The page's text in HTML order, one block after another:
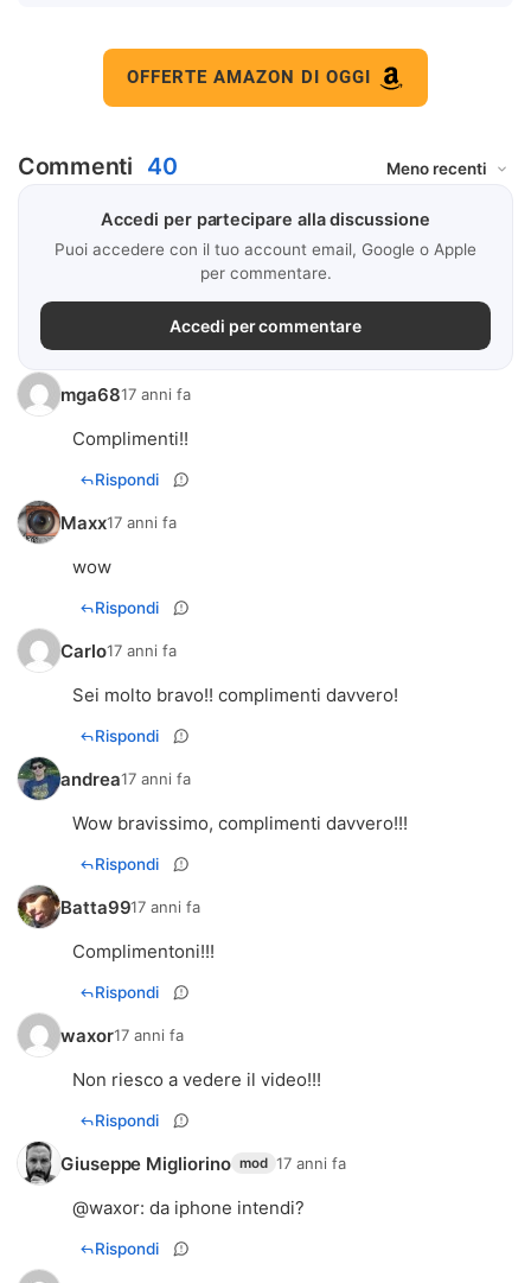
OFFERTE AMAZON DI OGGI
Commenti 40
Accedi per partecipare alla discussione
Puoi accedere con il tuo account email, Google o Apple
per commentare.
Accedi per commentare
mga6817 anni fa
Complimenti!!
Rispondi
Maxx17 anni fa
wow
Rispondi
Carlo17 anni fa
Sei molto bravo!! complimenti davvero!
Rispondi
andrea17 anni fa
Wow bravissimo, complimenti davvero!!!
Rispondi
Batta9917 anni fa
Complimentoni!!!
Rispondi
waxor17 anni fa
Non riesco a vedere il video!!!
Rispondi
Giuseppe Migliorino mod 17 anni fa
@waxor: da iphone intendi?
Rispondi